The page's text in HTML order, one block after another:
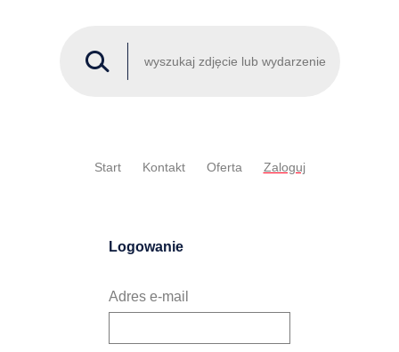
Start Kontakt Oferta Zaloguj
Logowanie
Adres e-mail